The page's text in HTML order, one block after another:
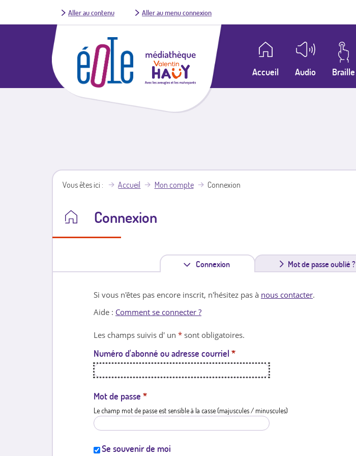
Aller au contenu Aller au menu connexion
Accueil Audio Braille
Vous êtes ici Accueil Mon compte Connexion
Connexion
Connexion
n
l
e
Mot de passe oublié ?
Si vous n'êtes pas encore inscrit, n'hésitez pas à nous contacter.
Aide : Comment se connecter ?
Les champs suivis d' un * sont obligatoires.
Numéro d'abonné ou adresse courriel *
Mot de passe *
Le champ mot de passe est sensible à la casse (majuscules / minuscules)
Se souvenir de moi